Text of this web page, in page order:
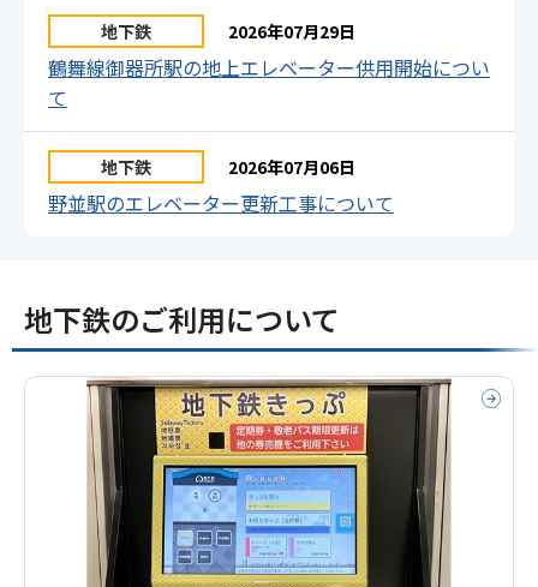
地下鉄 2026年07月29日
鶴舞線御器所駅の地上エレベーター供用開始につい
て
地下鉄 2026年07月06日
野並駅のエレベーター更新工事について
地下鉄のご利用について